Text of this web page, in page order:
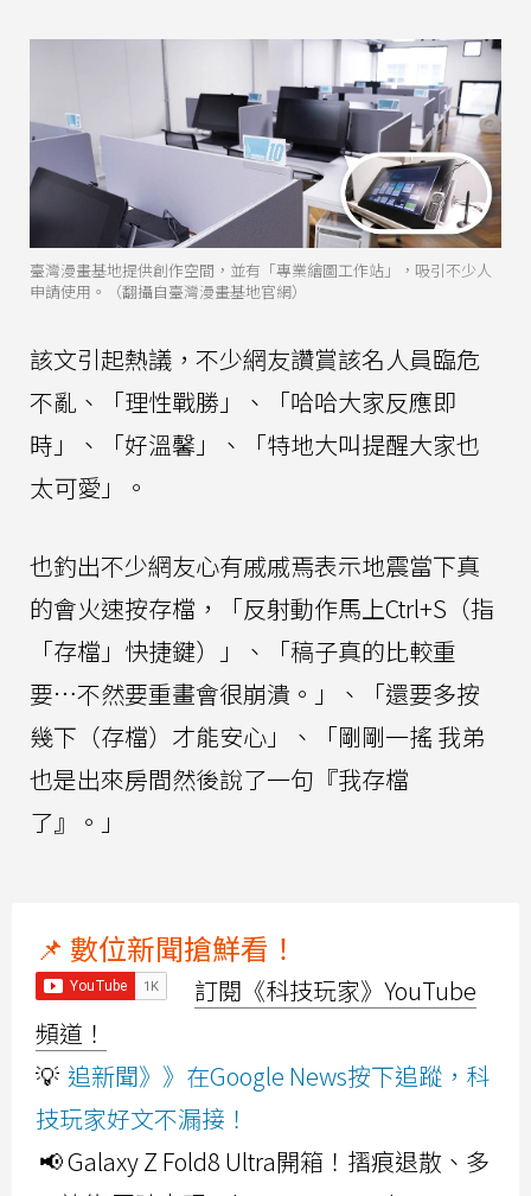
臺灣漫畫基地提供創作空間，並有「專業繪圖工作站」，吸引不少人
申請使用。（翻攝自臺灣漫畫基地官網）
該文引起熱議，不少網友讚賞該名人員臨危
不亂、「理性戰勝」、「哈哈大家反應即
時」、「好溫馨」、「特地大叫提醒大家也
太可愛」。
也釣出不少網友心有戚戚焉表示地震當下真
的會火速按存檔，「反射動作馬上Ctrl+S（指
「存檔」快捷鍵）」、「稿子真的比較重
要…不然要重畫會很崩潰。」、「還要多按
幾下（存檔）才能安心」、「剛剛一搖 我弟
也是出來房間然後說了一句『我存檔
了』。」
📌 數位新聞搶鮮看！
訂閱《科技玩家》YouTube
頻道！
💡 追新聞》》在Google News按下追蹤，科
技玩家好文不漏接！
📢 Galaxy Z Fold8 Ultra開箱！摺痕退散、多